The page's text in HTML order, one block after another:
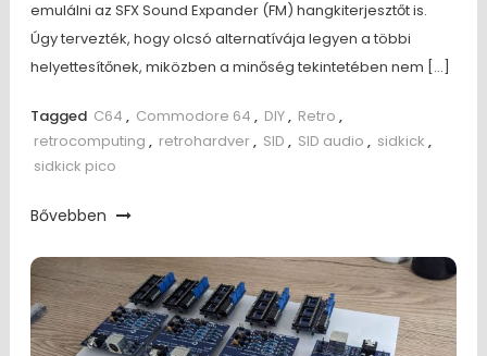
emulálni az SFX Sound Expander (FM) hangkiterjesztőt is.
Úgy tervezték, hogy olcsó alternatívája legyen a többi
helyettesítőnek, miközben a minőség tekintetében nem […]
Tagged C64 , Commodore 64 , DIY, Retro ,
retrocomputing , retrohardver, SID , SID audio , sidkick ,
sidkick pico
Bővebben